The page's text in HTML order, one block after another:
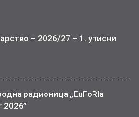
– 2026/27 – 1. уписни
радионица „EuFoRIa
2026”